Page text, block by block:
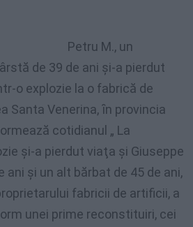
Petru M., un
de 39 de ani şi-a pierdut
o explozie la o fabrică de
Santa Venerina, ȋn provincia
cotidianul „ La
şi-a pierdut viaţa şi Giuseppe
ani şi un alt bărbat de 45 de ani,
fabricii de artificii, a
unei prime reconstituiri, cei